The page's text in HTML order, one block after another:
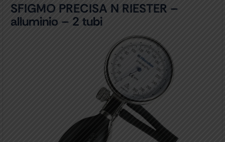
SFIGMO PRECISA N RIESTER –
alluminio – 2 tubi